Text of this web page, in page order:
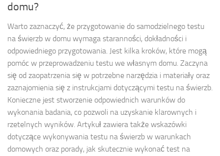
domu?
Warto zaznaczyć, że przygotowanie do samodzielnego testu
na świerzb w domu wymaga staranności, dokładności i
odpowiedniego przygotowania. Jest kilka kroków, które mogą
pomóc w przeprowadzeniu testu we własnym domu. Zaczyna
się od zaopatrzenia się w potrzebne narzędzia i materiały oraz
zaznajomienia się z instrukcjami dotyczącymi testu na świerzb.
Konieczne jest stworzenie odpowiednich warunków do
wykonania badania, co pozwoli na uzyskanie klarownych i
rzetelnych wyników. Artykuł zawiera także wskazówki
dotyczące wykonywania testu na świerzb w warunkach
domowych oraz porady, jak skutecznie wykonać test na